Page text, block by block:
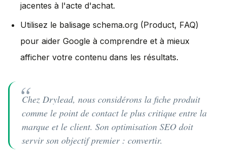
jacentes à l'acte d'achat.
Utilisez le balisage schema.org (Product, FAQ)
pour aider Google à comprendre et à mieux
afficher votre contenu dans les résultats.
Chez Drylead, nous considérons la fiche produit
comme le point de contact le plus critique entre la
marque et le client. Son optimisation SEO doit
servir son objectif premier : convertir.